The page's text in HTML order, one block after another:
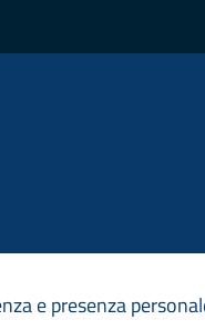
e presenza